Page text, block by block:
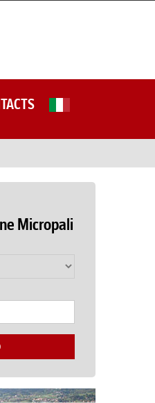
Micropali